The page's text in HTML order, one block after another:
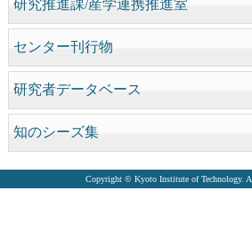
研究推進課/産学連携推進室
センター刊行物
研究者データベース
知のシーズ集
Copyright © Kyoto Institute of Technology.